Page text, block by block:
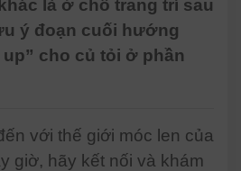
là ở chỗ trang trí sau
ý đoạn cuối hướng
cho củ tỏi ở phần
với thế giới móc len của
giờ, hãy kết nối và khám